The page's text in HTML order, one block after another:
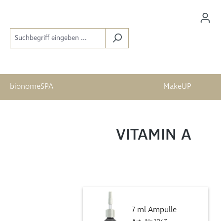
bionomeSPA MakeUP
VITAMIN A
7 ml Ampulle